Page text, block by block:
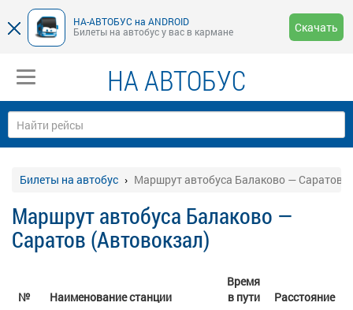
НА-АВТОБУС на ANDROID
Билеты на автобус у вас в кармане
Скачать
НА АВТОБУС
Билеты на автобус Маршрут автобуса Балаково — Саратов
Маршрут автобуса Балаково —
Саратов (Автовокзал)
№ Наименование станции
Время
в пути
Расстояние